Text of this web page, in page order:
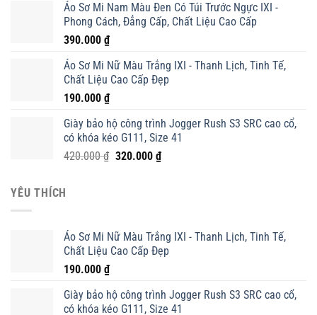
là:
420.000 ₫.
tại
là:
Áo Sơ Mi Nam Màu Đen Có Túi Trước Ngực IXI -
Phong Cách, Đẳng Cấp, Chất Liệu Cao Cấp
390.000 ₫
Áo Sơ Mi Nữ Màu Trắng IXI - Thanh Lịch, Tinh Tế,
Chất Liệu Cao Cấp Đẹp
190.000 ₫
Giày bảo hộ công trình Jogger Rush S3 SRC cao cổ,
có khóa kéo G111, Size 41
420.000₫ Giá
320.000 ₫Giá
YÊU THÍCH
Áo Sơ Mi Nữ Màu Trắng IXI - Thanh Lịch, Tinh Tế,
Chất Liệu Cao Cấp Đẹp
190.000 ₫
Giày bảo hộ công trình Jogger Rush S3 SRC cao cổ,
có khóa kéo G111, Size 41